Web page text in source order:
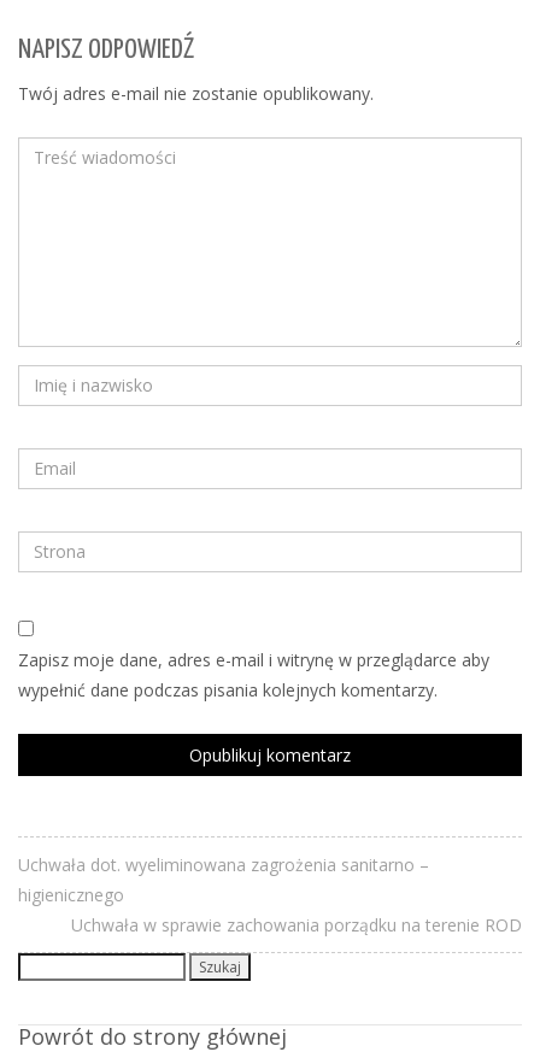
NAPISZ ODPOWIEDŹ
Twój adres e-mail nie zostanie opublikowany.
Zapisz moje dane, adres e-mail i witrynę w przeglądarce aby
wypełnić dane podczas pisania kolejnych komentarzy.
Uchwała dot. wyeliminowana zagrożenia sanitarno –
higienicznego
Uchwała w sprawie zachowania porządku na terenie ROD
Powrót do strony głównej